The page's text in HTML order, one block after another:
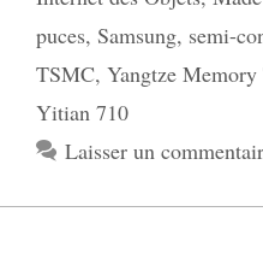
puces, Samsung, semi-
TSMC, Yangtze Memory
Yitian 710
Laisser un